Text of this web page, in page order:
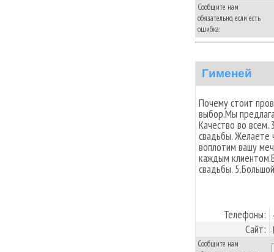
Сообщите нам
обязательно, если есть
ошибка:
Гименей
Почему стоит
выбор.Мы
Качество во всем.
свадьбы.
воплотим вашу
каждым
свадьбы.
Телефоны:
Сайт:
Сообщите нам